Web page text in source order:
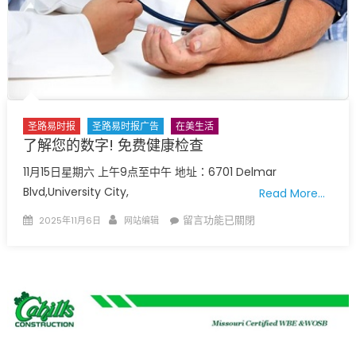
Mental
health
plays
a
role
in
our
overall
health
and
中
圣路易时报 圣路易时报广告 在美生活
了解您的数字! 免费健康检查
11月15日星期六 上午9点至中午 地址：6701 Delmar
Blvd,University City,
Read More…
Posted
2025年11月6日 Author
网站编辑
在
的
数
留言功能已關閉